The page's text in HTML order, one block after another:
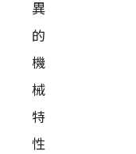
異
的
機
械
特
性